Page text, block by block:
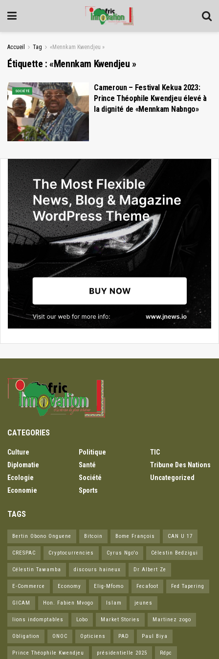
Accueil Tag «Mennkam Kwendjeu »
Étiquette :«Mennkam Kwendjeu »
SOCIÉTÉ
Cameroun – Festival Kekua 2023:
Prince Théophile Kwendjeu élevé à
la dignité de «Mennkam Nabngo»
CATEGORIES
Culture
Diplomatie
Ecologie
Economie
Politique
Santé
Société
Sports
TIC
Tribune Des Nations
Uncategorized
TAGS
Bertin Obono Onguene Bitcoin Bome François CAN U 17
CRESPAC Cryptocurrencies Cyrus Ngo'o Célestin Bedzigui
Célestin Tawamba discours haineux Dr Albert Ze
E-Commerce Economy Elig-Mfomo Fecafoot Fed Tapering
GICAM Hon. Fabien Mvogo Islam jeunes
lions indomptables Lobo Market Stories Martinez zogo
Obligation ONOC Opticiens PAD Paul Biya
Prince Théophile Kwendjeu présidentielle 2025 Rdpc